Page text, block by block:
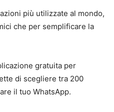
più utilizzate al mondo,
che per semplificare la
gratuita per
di scegliere tra 200
il tuo WhatsApp.